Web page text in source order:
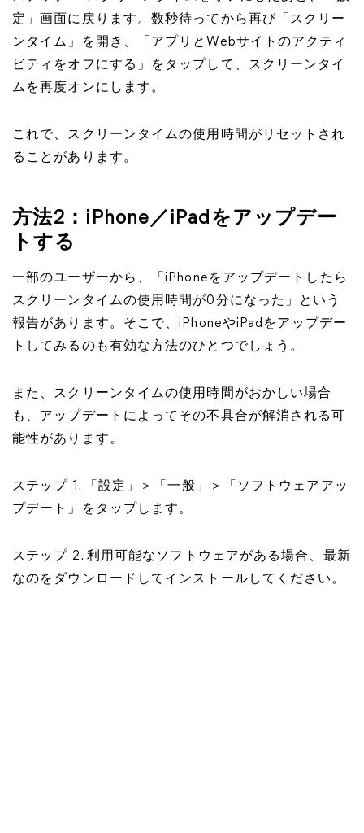
定」画面に戻ります。数秒待ってから再び「スクリー
ンタイム」を開き、「アプリとWebサイトのアクティ
ビティをオフにする」をタップして、スクリーンタイ
ムを再度オンにします。
これで、スクリーンタイムの使用時間がリセットされ
ることがあります。
方法2：iPhone／iPadをアップデー
トする
一部のユーザーから、「iPhoneをアップデートしたら
スクリーンタイムの使用時間が0分になった」という
報告があります。そこで、iPhoneやiPadをアップデー
トしてみるのも有効な方法のひとつでしょう。
また、スクリーンタイムの使用時間がおかしい場合
も、アップデートによってその不具合が解消される可
能性があります。
ステップ 1. 「設定」＞「一般」＞「ソフトウェアアッ
プデート」をタップします。
ステップ 2. 利用可能なソフトウェアがある場合、最新
なのをダウンロードしてインストールしてください。